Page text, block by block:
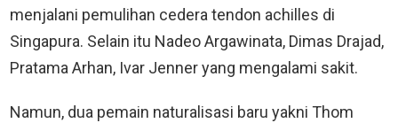
menjalani pemulihan cedera tendon achilles di
Singapura. Selain itu Nadeo Argawinata, Dimas Drajad,
Pratama Arhan, Ivar Jenner yang mengalami sakit.
Namun, dua pemain naturalisasi baru yakni Thom